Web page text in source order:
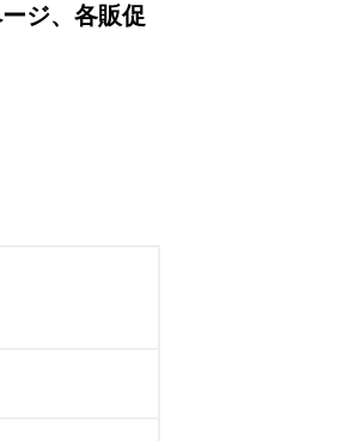
ジ、各販促